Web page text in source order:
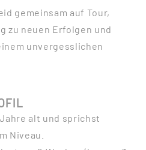
gemeinsam auf Tour,
zu neuen Erfolgen und
unvergesslichen
alt und sprichst
Niveau.